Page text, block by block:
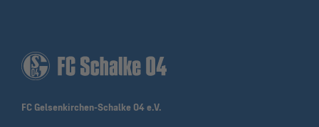
FC Gelsenkirchen-Schalke 04 e.V.